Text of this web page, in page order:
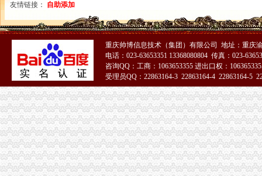
万州局多措并举确保“两节”两江新区无地址注册公司期间市场安全稳定
梁平局加两节期间食品市无办公地址注册公司场监管
经开园局渝中区无地址注册公司三项措施促进就业再就业工作
渝中区区长王福清对渝中局沙坪坝无地址注册公司信息专报作出批示
市渝北区无地址注册公司政协委员到万州局视察工作
綦江局九龙坡区无地址注册公司积构建富农机制
奉节局两江新区无地址注册公司立足职能服务地方经济发展取得新突破
“2009年重庆女发展.女大村官论坛”九龙坡区无地址注册公司决赛在市局举行
双桥局登记科连续获得“红旗窗口”江北区无地址注册公司称号
渝中局沙坪坝无地址注册公司大胆索开拓创新电子商务监管工作成效显著
沙坪坝区区委书记李剑铭对沙坪坝局沙坪坝无地址注册公司信息作出批示
经开区局江北区无地址注册公司荣获北部新区管委会统计局年度表彰
高新区局虚拟地址注册公司店招整规范工作成效显著
梁平局潼南无地址注册公司袁驿所积服务农民专业合作社
友情链接： 自助添加
重庆帅博信息技术（集团）有限公司 地址：重庆
电话：023-63653351 13368080804 传真：023-
咨询QQ：工商：1063653355 进出口权：
受理员QQ：22863164-3 22863164-4 22863164-5